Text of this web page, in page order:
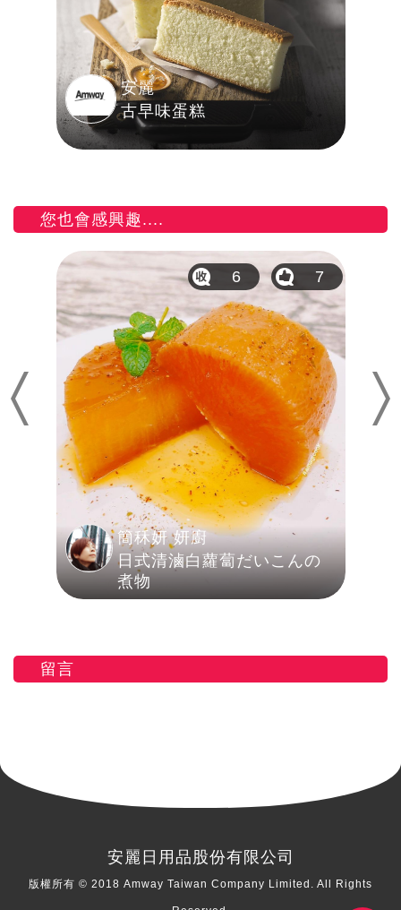
安麗
古早味蛋糕
您也會感興趣....
Previous
簡秝妍 妍廚
日式清滷白蘿蔔だいこんの
煮物
6 7
Next
留言
安麗日用品股份有限公司
版權所有 © 2018 Amway Taiwan Company Limited. All Rights